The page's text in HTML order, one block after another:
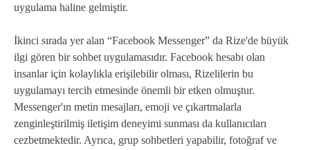
uygulama haline gelmiştir.
İkinci sırada yer alan “Facebook Messenger” da Rize'de büyük
ilgi gören bir sohbet uygulamasıdır. Facebook hesabı olan
insanlar için kolaylıkla erişilebilir olması, Rizelilerin bu
uygulamayı tercih etmesinde önemli bir etken olmuştur.
Messenger'ın metin mesajları, emoji ve çıkartmalarla
zenginleştirilmiş iletişim deneyimi sunması da kullanıcıları
cezbetmektedir. Ayrıca, grup sohbetleri yapabilir, fotoğraf ve